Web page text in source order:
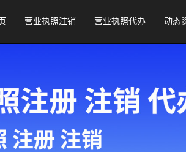
营业执照注销 营业执照代办 动态